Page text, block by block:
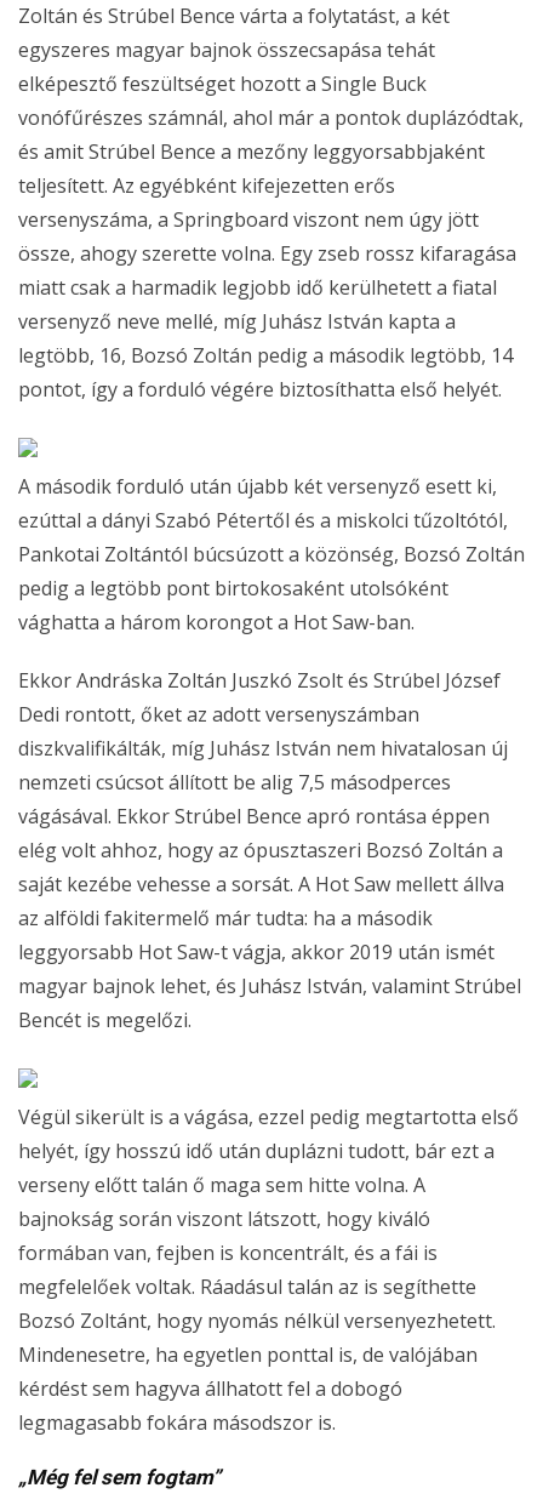
Zoltán és Strúbel Bence várta a folytatást, a két
egyszeres magyar bajnok összecsapása tehát
elképesztő feszültséget hozott a Single Buck
vonófűrészes számnál, ahol már a pontok duplázódtak,
és amit Strúbel Bence a mezőny leggyorsabbjaként
teljesített. Az egyébként kifejezetten erős
versenyszáma, a Springboard viszont nem úgy jött
össze, ahogy szerette volna. Egy zseb rossz kifaragása
miatt csak a harmadik legjobb idő kerülhetett a fiatal
versenyző neve mellé, míg Juhász István kapta a
legtöbb, 16, Bozsó Zoltán pedig a második legtöbb, 14
pontot, így a forduló végére biztosíthatta első helyét.
A második forduló után újabb két versenyző esett ki,
ezúttal a dányi Szabó Pétertől és a miskolci tűzoltótól,
Pankotai Zoltántól búcsúzott a közönség, Bozsó Zoltán
pedig a legtöbb pont birtokosaként utolsóként
vághatta a három korongot a Hot Saw-ban.
Ekkor Andráska Zoltán Juszkó Zsolt és Strúbel József
Dedi rontott, őket az adott versenyszámban
diszkvalifikálták, míg Juhász István nem hivatalosan új
nemzeti csúcsot állított be alig 7,5 másodperces
vágásával. Ekkor Strúbel Bence apró rontása éppen
elég volt ahhoz, hogy az ópusztaszeri Bozsó Zoltán a
saját kezébe vehesse a sorsát. A Hot Saw mellett állva
az alföldi fakitermelő már tudta: ha a második
leggyorsabb Hot Saw-t vágja, akkor 2019 után ismét
magyar bajnok lehet, és Juhász István, valamint Strúbel
Bencét is megelőzi.
Végül sikerült is a vágása, ezzel pedig megtartotta első
helyét, így hosszú idő után duplázni tudott, bár ezt a
verseny előtt talán ő maga sem hitte volna. A
bajnokság során viszont látszott, hogy kiváló
formában van, fejben is koncentrált, és a fái is
megfelelőek voltak. Ráadásul talán az is segíthette
Bozsó Zoltánt, hogy nyomás nélkül versenyezhetett.
Mindenesetre, ha egyetlen ponttal is, de valójában
kérdést sem hagyva állhatott fel a dobogó
legmagasabb fokára másodszor is.
„Még fel sem fogtam”